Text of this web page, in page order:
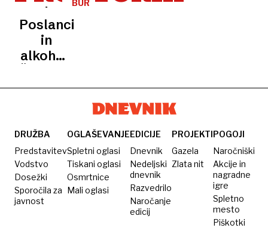
BURNA
Poslanci
in
alkohol:
opomini
seje
DRUŽBA
Predstavitev
Vodstvo
Dosežki
Sporočila za
javnost
OGLAŠEVANJE
Spletni oglasi
Tiskani oglasi
Osmrtnice
Mali oglasi
EDICIJE
Dnevnik
Nedeljski
dnevnik
Razvedrilo
Naročanje
edicij
PROJEKTI
Gazela
Zlata nit
POGOJI
Naročniški
Akcije in
nagradne
igre
Spletno
mesto
Piškotki